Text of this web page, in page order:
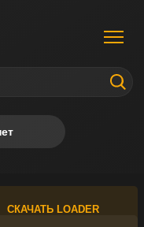
СКАЧАТЬ LOADER